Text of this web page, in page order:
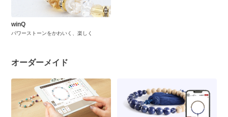
winQ
パワーストーンをかわいく、楽しく
オーダーメイド